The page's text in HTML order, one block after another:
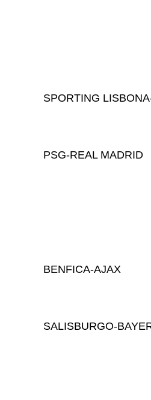
SPORTING
PSG-REAL MADRID
BENFICA-AJAX
SALISBURGO-